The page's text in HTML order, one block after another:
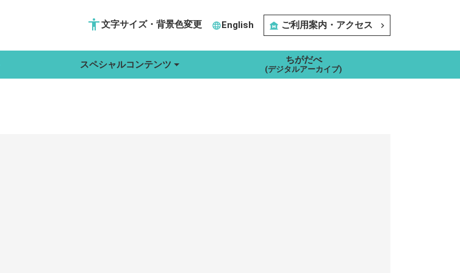
museum ご利用案内・アクセス navigate_next
accessibility文字サイズ・背景色変更 languageEnglish
スペシャルコンテンツ ちがだべ
(デジタルアーカイブ)